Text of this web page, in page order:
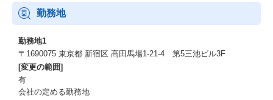
勤務地
勤務地1
〒1690075 東京都 新宿区 高田馬場1-21-4 第5三池ビル3F
[変更の範囲]
有
会社の定める勤務地